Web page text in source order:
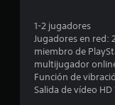
1-2 jugadores
Jugadores en red:
miembro de
multijugador
Función de
Salida de vídeo